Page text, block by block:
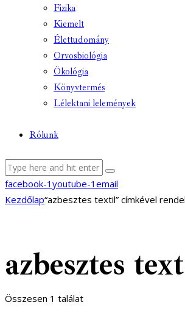
Fizika
Kiemelt
Élettudomány
Orvosbiológia
Ökológia
Könyvtermés
Lélektani lelemények
Rólunk
facebook-1 youtube-1 email
Kezdőlap“azbesztes textil” címkével
azbesztes
Összesen 1 találat